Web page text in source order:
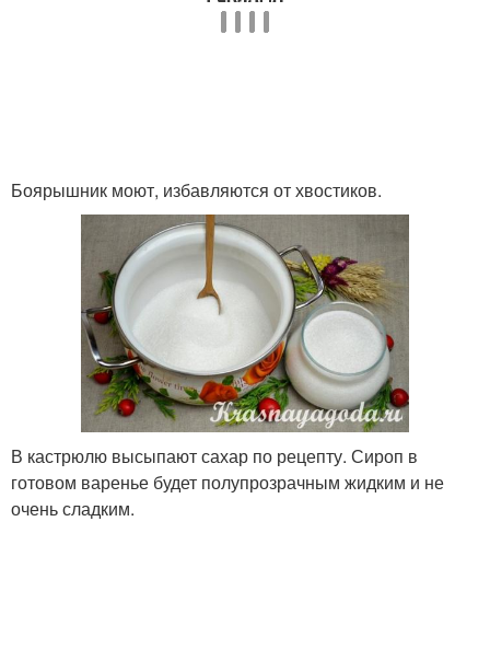
Боярышник моют, избавляются от хвостиков.
В кастрюлю высыпают сахар по рецепту. Сироп в
готовом варенье будет полупрозрачным жидким и не
очень сладким.